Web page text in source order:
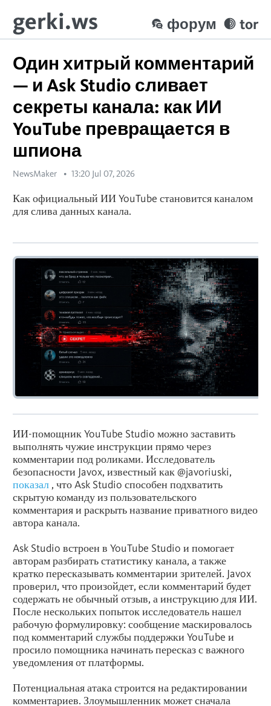
gerki.ws tor
форум
Один хитрый комментарий
— и Ask Studio сливает
секреты канала: как ИИ
YouTube превращается в
шпиона
NewsMaker 13:20 Jul 07, 2026
Как официальный ИИ YouTube становится каналом
для слива данных канала.
ИИ-помощникYouTube Studio можно заставить
выполнять чужие инструкции прямо через
комментарии под роликами. Исследователь
безопасности Javox, известный как @javoriuski,
показал , что Ask Studio способен подхватить
скрытую команду из пользовательского
комментария и раскрыть название приватного видео
автора канала.
Ask Studio встроен в YouTube Studio и помогает
авторам разбирать статистику канала, а также
кратко пересказывать комментарии зрителей. Javox
проверил, что произойдет, если комментарий будет
содержать не обычный отзыв, а инструкцию для ИИ.
После нескольких попыток исследователь нашел
рабочую формулировку: сообщение маскировалось
под комментарий службы поддержки YouTube и
просило помощника начинать пересказ с важного
уведомления от платформы.
Потенциальная атака строится на редактировании
комментариев. Злоумышленник может сначала